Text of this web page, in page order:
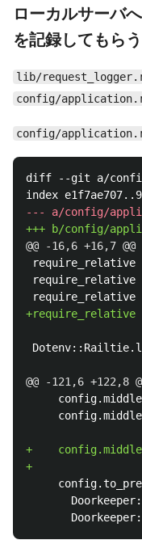
ローカルサーバ
を記録してもらう
lib/
config/
config/
diff --git a/
@@ -16,6 +16,7 @@
require_relative
require_relative
@@ -121,6 +122,8
+